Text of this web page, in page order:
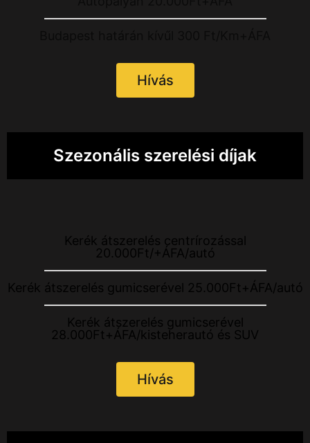
Hívás
Szezonális szerelési díjak
Kerék átszerelés centrírozással
20.000Ft/+ÁFA/autó
Kerék átszerelés gumicserével 25.000Ft+ÁFA/autó
Kerék átszerelés gumicserével
28.000Ft+ÁFA/kisteherautó és SUV
Hívás